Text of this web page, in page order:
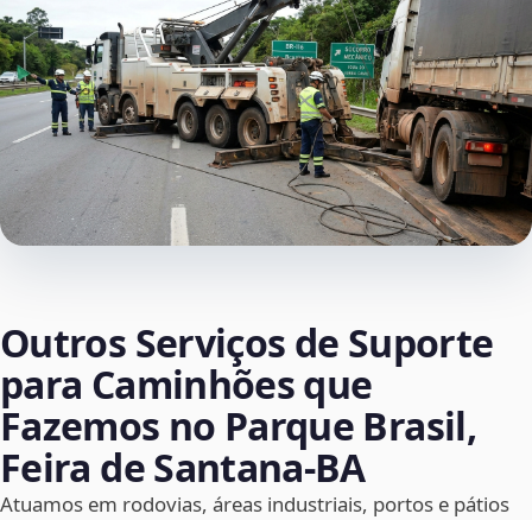
Outros Serviços de Suporte
para Caminhões que
Fazemos no Parque Brasil,
Feira de Santana‑BA
Atuamos em rodovias, áreas industriais, portos e pátios